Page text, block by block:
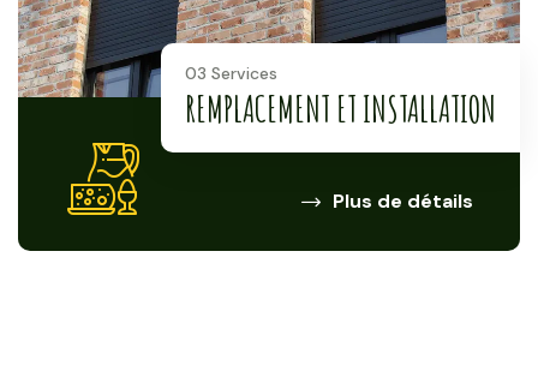
Plus de détails
03 Services
REMPLACEMENT ET INSTALLATION